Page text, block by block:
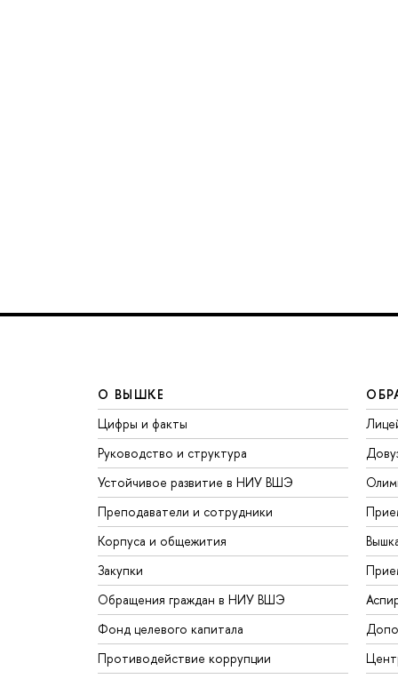
О ВЫШКЕ
Цифры и факты
Руководство и структура
Устойчивое развитие в НИУ ВШЭ
Преподаватели и сотрудники
Корпуса и общежития
Закупки
Обращения граждан в НИУ ВШЭ
Фонд целевого капитала
Противодействие коррупции